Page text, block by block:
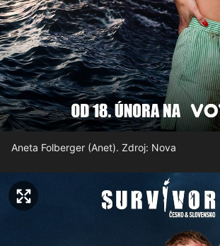
Aneta Folberger (Anet). Zdroj: Nova